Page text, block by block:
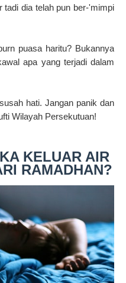
tadi dia telah pun ber-'mimpi
puasa haritu? Bukannya
apa yang terjadi dalam
hati. Jangan panik dan
Wilayah Persekutuan!
KELUAR AIR
RAMADHAN?